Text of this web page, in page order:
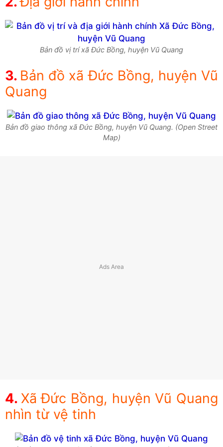
Bản đồ vị trí xã Đức Bồng, huyện Vũ Quang
Bản đồ xã Đức Bồng, huyện Vũ
Quang
Bản đồ giao thông xã Đức Bồng, huyện Vũ Quang. (Open Street
Map)
Xã Đức Bồng, huyện Vũ Quang
nhìn từ vệ tinh